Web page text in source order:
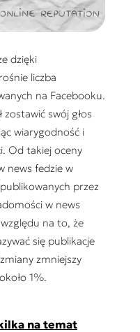
dzięki
liczba
na Facebooku.
swój głos
wiarygodność i
Od takiej oceny
news fedzie w
przez
w news
na to, że
się publikacje
zmniejszy
1%.
na temat